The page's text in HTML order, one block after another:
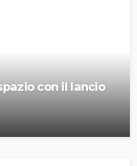
con il lancio